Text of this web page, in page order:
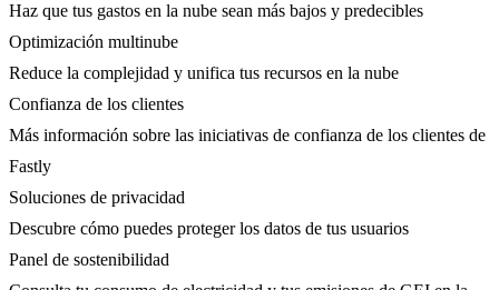
Haz que tus gastos en la nube sean más bajos y predecibles
Optimización multinube
Reduce la complejidad y unifica tus recursos en la nube
Confianza de los clientes
Más información sobre las iniciativas de confianza de los clientes de
Fastly
Soluciones de privacidad
Descubre cómo puedes proteger los datos de tus usuarios
Panel de sostenibilidad